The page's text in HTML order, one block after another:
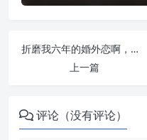
折磨我六年的婚外恋啊，终于走了出来！感恩遇见善知识！ | 纵欲危害
上一篇
评论（没有评论）